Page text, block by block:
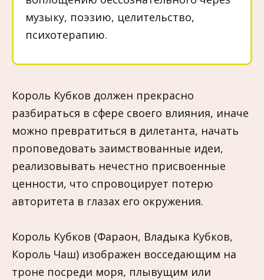
музыку, поэзию, целительство,
психотерапию.
Король Кубков должен прекрасно
разбираться в сфере своего влияния, иначе
можно превратиться в дилетанта, начать
проповедовать заимствованные идеи,
реализовывать нечестно присвоенные
ценности, что спровоцирует потерю
авторитета в глазах его окружения.
Король Кубков (Фараон, Владыка Кубков,
Король Чаш) изображен восседающим на
троне посреди моря, плывущим или